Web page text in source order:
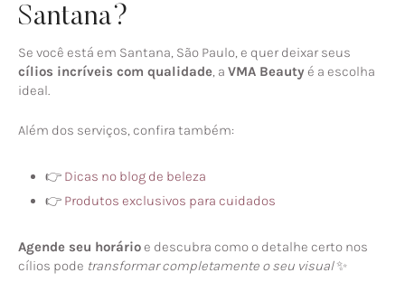
Santana?
Se você está em Santana, São Paulo, e quer deixar seus
cílios incríveis com qualidade, a VMA Beauty é a escolha
ideal.
Além dos serviços, confira também:
👉 Dicas no blog de beleza
👉 Produtos exclusivos para cuidados
Agende seu horárioe descubra como o detalhe certo nos
cílios pode transformar completamente o seu visual✨